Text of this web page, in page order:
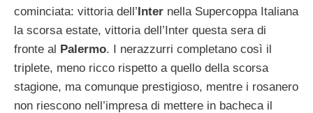
cominciata: vittoria dell’Inter nella Supercoppa Italiana
la scorsa estate, vittoria dell’Inter questa sera di
fronte al Palermo. I nerazzurri completano così il
triplete, meno ricco rispetto a quello della scorsa
stagione, ma comunque prestigioso, mentre i rosanero
non riescono nell’impresa di mettere in bacheca il